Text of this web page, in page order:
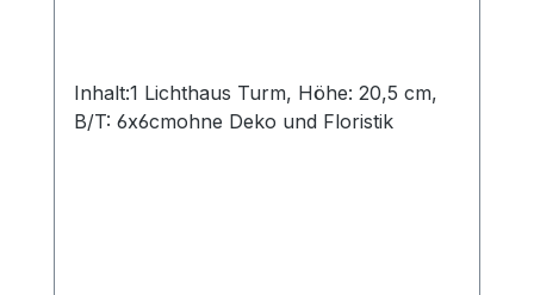
Inhalt:1 Lichthaus Turm, Höhe: 20,5 cm,
B/T: 6x6cmohne Deko und Floristik